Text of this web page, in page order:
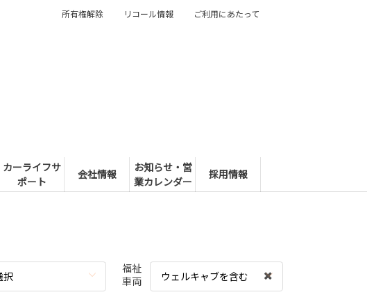
カーライフサ
ポート
会社情報
お知らせ・営
業カレンダー
採用情報
所有権解除 リコール情報 ご利用にあたって
択
福祉
車両
ウェルキャブを含む